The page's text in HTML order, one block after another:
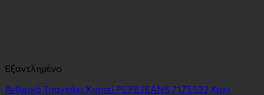
Εξαντλημένο
Ανδρικό Τσαντάκι Χιαστί PEPE JEANS 7175532 Χακί